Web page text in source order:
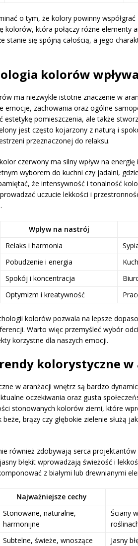
o tym, że kolory powinny
kolorów, która połączy różne elementy
stanie się spójną całością, a jego
kolorów
ma niezwykle istotne znaczenie w
emocje, zachowania oraz ogólne
estetykę pomieszczenia, ale także
jest często kojarzony z naturą i
przeznaczonej do relaksu.
czerwony ma silny wpływ na
wyborem do kuchni czy jadalni,
że intensywność i tonalność
uczucie lekkości i
Wpływ na nastrój
Relaks i harmonia
Pobudzenie i energia
Spokój i koncentracja
Optymizm i kreatywność
kolorów pozwala na lepsze
Warto więc przemyśleć wybór
korzystne dla naszych emocji.
kolorystyczne
w aranżacji wnętrz są bardzo
oczekiwania oraz gusta
stonowanych kolorów ziemi, które
brązy czy głębokie zielenie służą
również zdobywają serca
błękit wprowadzają świeżość i
z białymi lub drewnianymi
Najważniejsze cechy
Stonowane, naturalne,
harmonijne
Ściany
Subtelne, świeże, wnoszące
Jasny